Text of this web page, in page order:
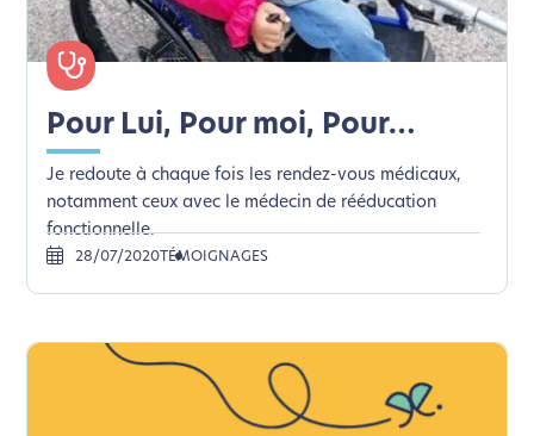
Pour Lui, Pour moi, Pour…
Je redoute à chaque fois les rendez-vous médicaux,
notamment ceux avec le médecin de rééducation
fonctionnelle.
28/07/2020 TÉMOIGNAGES